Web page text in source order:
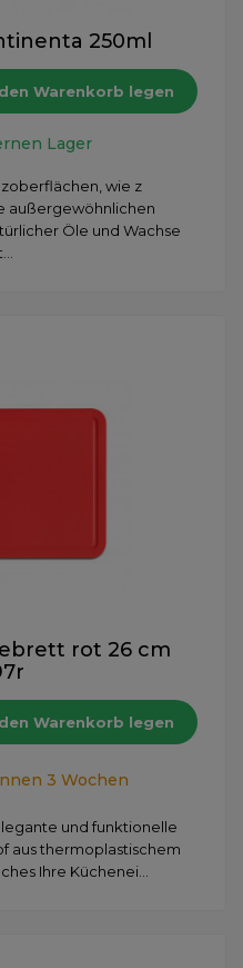
250ml
Warenkorb legen
Lager
wie z
außergewöhnlichen
Öle und Wachse
rot 26 cm
Warenkorb legen
3 Wochen
und funktionelle
aus thermoplastischem
Ihre Küchenei...